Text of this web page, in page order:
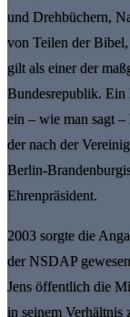
und Drehbüchern,
von Teilen der
gilt als einer der
Bundesrepublik. Ein
ein – wie man sagt
der nach der
Berlin-
Ehrenpräsident.
2003 sorgte die
der NSDAP
Jens öffentlich die
in seinem Verhältnis